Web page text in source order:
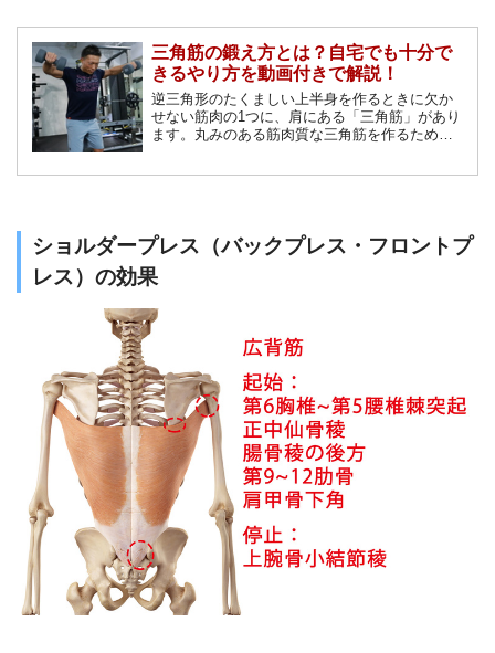
三角筋の鍛え方とは？自宅でも十分で
きるやり方を動画付きで解説！
逆三角形のたくましい上半身を作るときに欠か
せない筋肉の1つに、肩にある「三角筋」があり
ます。丸みのある筋肉質な三角筋を作るために
ショルダープレス（バックプレス・フロントプ
レス）の効果